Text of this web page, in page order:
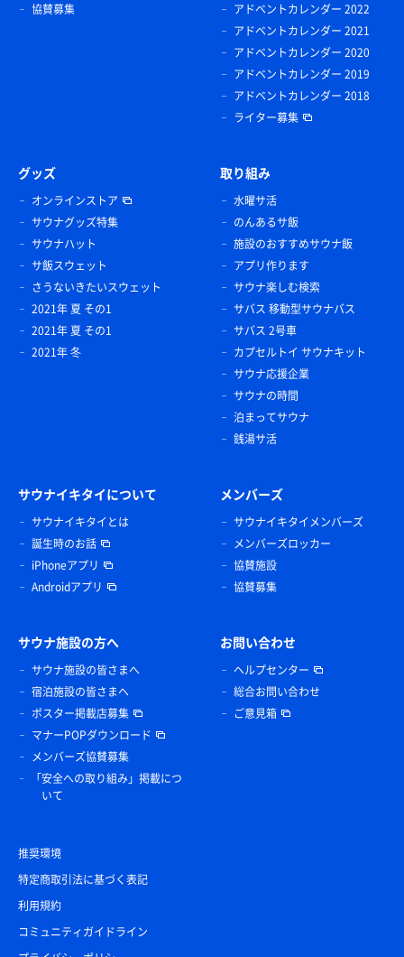
協賛募集
アドベントカレンダー 2022
アドベントカレンダー 2021
アドベントカレンダー 2020
アドベントカレンダー 2019
アドベントカレンダー 2018
ライター募集
グッズ
オンラインストア
サウナグッズ特集
サウナハット
サ飯スウェット
さうないきたいスウェット
2021年 夏 その1
2021年 夏 その1
2021年 冬
取り組み
水曜サ活
のんあるサ飯
施設のおすすめサウナ飯
アプリ作ります
サウナ楽しむ検索
サバス 移動型サウナバス
サバス 2号車
カプセルトイ サウナキット
サウナ応援企業
サウナの時間
泊まってサウナ
銭湯サ活
サウナイキタイについて
サウナイキタイとは
誕生時のお話
iPhoneアプリ
Androidアプリ
メンバーズ
サウナイキタイメンバーズ
メンバーズロッカー
協賛施設
協賛募集
サウナ施設の方へ
サウナ施設の皆さまへ
宿泊施設の皆さまへ
ポスター掲載店募集
マナーPOPダウンロード
メンバーズ協賛募集
「安全への取り組み」掲載につ
いて
お問い合わせ
ヘルプセンター
総合お問い合わせ
ご意見箱
推奨環境
特定商取引法に基づく表記
利用規約
コミュニティガイドライン